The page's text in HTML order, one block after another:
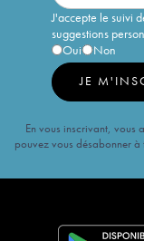
J'accepte le suivi
suggestions
Oui
Non
JE
En vous inscrivant, vous
pouvez vous désabonner à